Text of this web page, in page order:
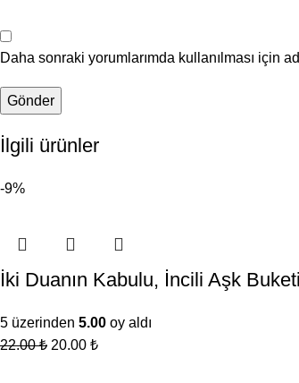
Daha sonraki yorumlarımda kullanılması için
İlgili ürünler
-9%
İki Duanın Kabulu, İncili Aşk
5 üzerinden 5.00 oy aldı
22.00₺ 20.00 ₺